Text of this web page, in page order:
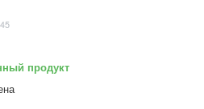
продукт